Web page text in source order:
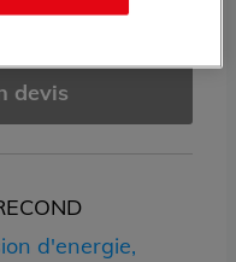
panier
devis
d'energie,